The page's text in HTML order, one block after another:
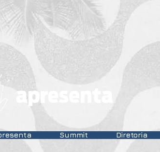
Summit Diretoria